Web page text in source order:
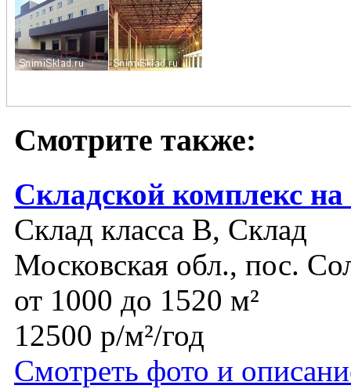
Смотрите также:
Складской комплекс
Склад класса B, Склад
Московская обл., пос.
от 1000 до 1520 м²
12500 р/м²/год
Смотреть фото и